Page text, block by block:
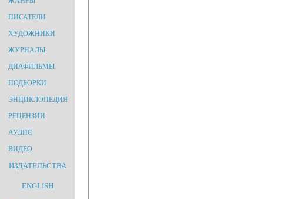
ПИСАТЕЛИ
ХУДОЖНИКИ
ЖУРНАЛЫ
ДИАФИЛЬМЫ
ПОДБОРКИ
ЭНЦИКЛОПЕДИЯ
РЕЦЕНЗИИ
АУДИО
ВИДЕО
ИЗДАТЕЛЬСТВА
ENGLISH